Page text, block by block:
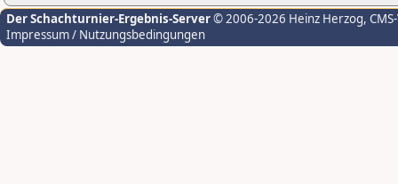
Der Schachturnier-Ergebnis-Server© 2006-2026 Heinz Herzog,
Impressum / Nutzungsbedingungen